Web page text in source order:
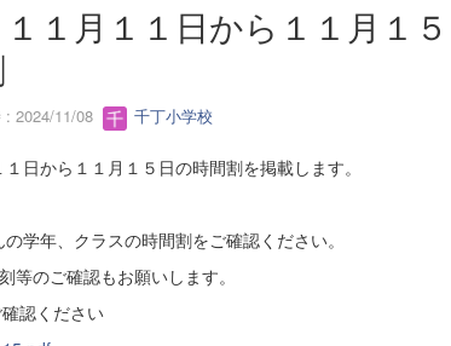
１１月１１日から１１月１
: 2024/11/08 千丁小学校
１日から１１月１５日の時間割を掲載します。
学年、クラスの時間割をご確認ください。
等のご確認もお願いします。
認ください